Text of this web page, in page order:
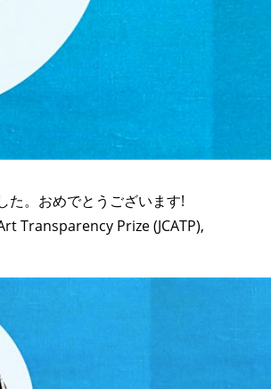
た。おめでとうございます!
Transparency Prize (JCATP),